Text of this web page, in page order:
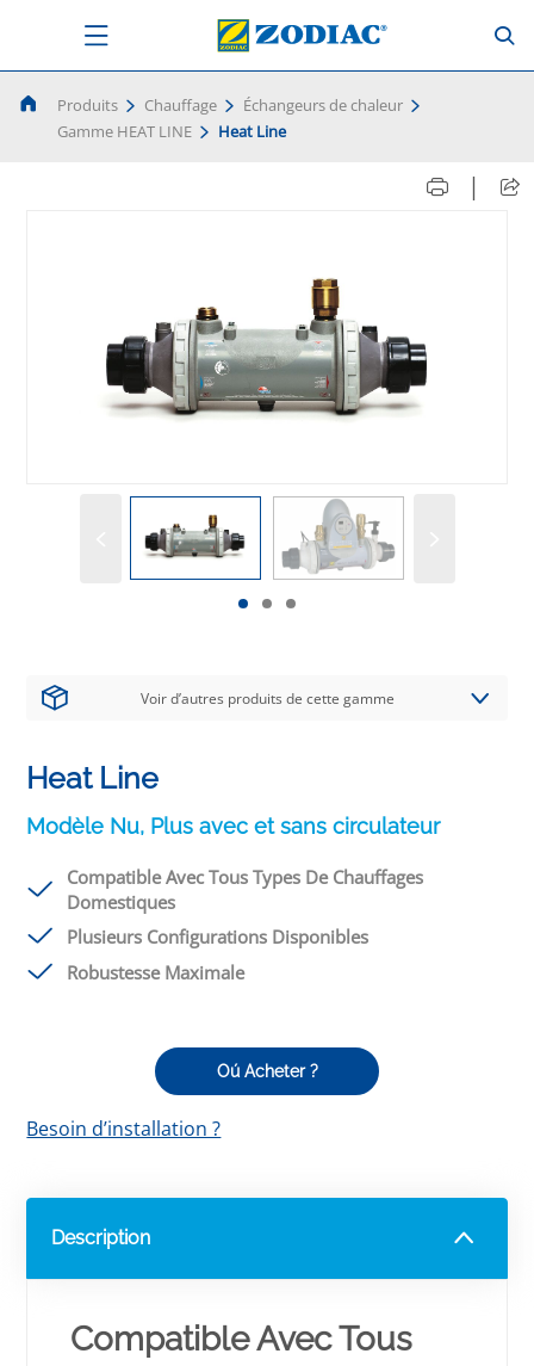
Produits Chauffage
Échangeurs de chaleur
Gamme HEAT LINE
Heat Line
|
Voir d’autres produits de cette gamme
Heat Line
Modèle Nu, Plus avec et sans circulateur
Compatible Avec Tous Types De Chauffages
Domestiques
Plusieurs Configurations Disponibles
Robustesse Maximale
Oú Acheter ?
Besoin d’installation ?
Description
Compatible Avec Tous